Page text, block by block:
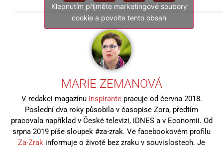
Klepnutím přijměte marketingové soubory
cookie a povolte tento obsah
MARIE ZEMANOVÁ
V redakci magazínu Inspirantepracuje od června 2018.
Poslední dva roky působila v časopise Zora, předtím
pracovala například v České televizi, iDNES a v Economii. Od
srpna 2019 píše sloupek #za-zrak. Ve facebookovém profilu
Za-Zrak informuje o životě bez zraku v souvislostech. Je